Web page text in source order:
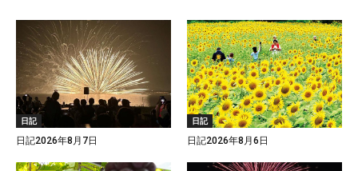
日記
日記2026年8月7日
日記
日記2026年8月6日